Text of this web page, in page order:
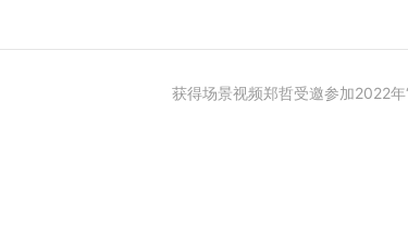
获得场景视频郑哲受邀参加2022年